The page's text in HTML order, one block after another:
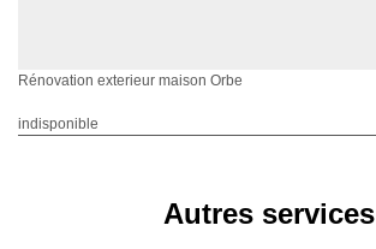
Rénovation exterieur maison Orbe
indisponible
Autres services